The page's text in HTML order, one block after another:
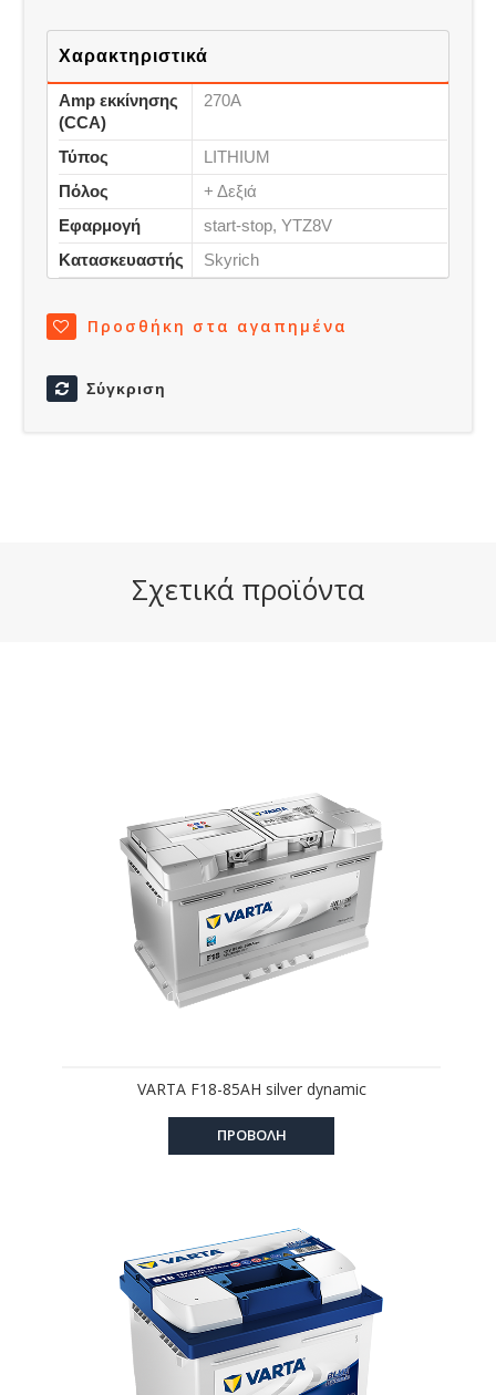
Προσθήκη στα αγαπημένα
Σύγκριση
Χαρακτηριστικά
Amp εκκίνησης
(CCA)
270A
Τύπος
LITHIUM
Πόλος
+ Δεξιά
Εφαρμογή
start-stop, YTZ8V
Κατασκευαστής
Skyrich
Σχετικά προϊόντα
VARTA F18-85AH silver dynamic
ΠΡΟΒΟΛΗ